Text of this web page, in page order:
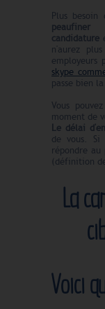
Plus besoin
candidature
n'aurez
employeurs
skype
passe bien
Vous
moment de
Le délai
de vous. Si
répondre
(définition
La
Voici